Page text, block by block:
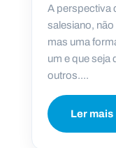
A perspectiva
salesiano,
mas uma
um e que
outros....
Ler mais